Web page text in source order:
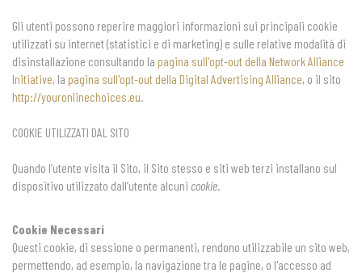
Gli utenti possono reperire maggiori informazioni sui principali cookie
utilizzati su internet (statistici e di marketing) e sulle relative modalità di
disinstallazione consultando la pagina sull'opt-out della Network Alliance
Initiative, la pagina sull'opt-out della Digital Advertising Alliance, o il sito
http://youronlinechoices.eu.
COOKIE UTILIZZATI DAL SITO
Quando l’utente visita il Sito, il Sito stesso e siti web terzi installano sul
dispositivo utilizzato dall’utente alcuni cookie.
Cookie Necessari
Questi cookie, di sessione o permanenti, rendono utilizzabile un sito web,
permettendo, ad esempio, la navigazione tra le pagine, o l'accesso ad